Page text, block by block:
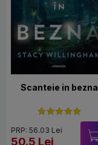
Scanteie in bezna
PRP: 56.03 Lei
50.5 Lei